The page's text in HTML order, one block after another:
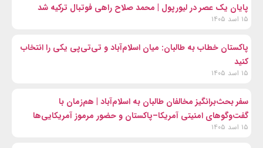
پایان یک عصر در لیورپول | محمد صلاح راهی فوتبال ترکیه شد
۱۵ اسد ۱۴۰۵
پاکستان خطاب به طالبان: میان اسلام‌آباد و تی‌تی‌پی یکی را انتخاب
کنید
۱۵ اسد ۱۴۰۵
سفر بحث‌برانگیز مخالفان طالبان به اسلام‌آباد | هم‌زمان با
گفت‌وگوهای امنیتی آمریکا–پاکستان و حضور مرموز آمریکایی‌ها
۱۵ اسد ۱۴۰۵